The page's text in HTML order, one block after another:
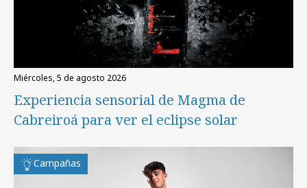
miércoles, 5 de agosto 2026
Experiencia sensorial de Magma de
Cabreiroá para ver el eclipse solar
Campañas